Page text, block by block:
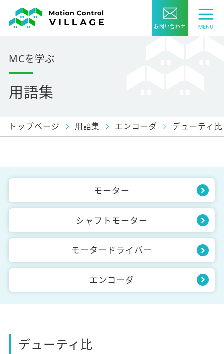
お問い合わせ
MCを学ぶ
用語集
トップページ 用語集 エンコーダ デューティ比
モーター
シャフトモーター
モータードライバー
エンコーダ
デューティ比